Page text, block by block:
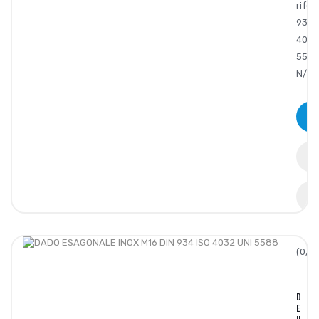
N/
(0/
DADO